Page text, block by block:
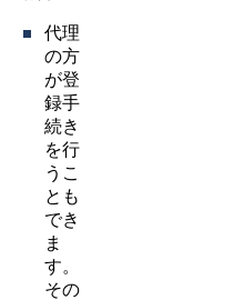
代理
の方
が登
録手
続き
を行
うこ
とも
でき
ま
す。
その